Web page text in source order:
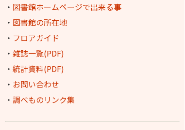
・ 図書館ホームページで出来る事
・ 図書館の所在地
・ フロアガイド
・ 雑誌一覧(PDF)
・ 統計資料(PDF)
・ お問い合わせ
・ 調べものリンク集